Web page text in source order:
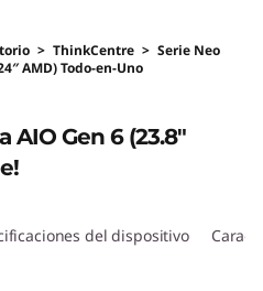
> ThinkCentre > Serie Neo
AMD) Todo-en-Uno
AIO Gen 6 (23.8"
del dispositivo
ARS Discounted